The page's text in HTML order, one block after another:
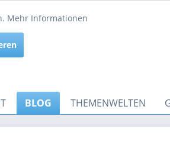
BLOG THEMENWELTEN
Mehr Informationen